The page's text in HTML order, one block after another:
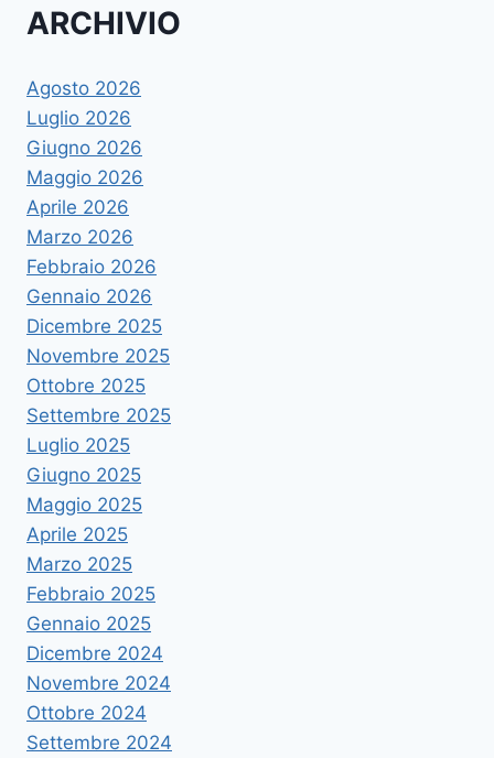
ARCHIVIO
Agosto 2026
Luglio 2026
Giugno 2026
Maggio 2026
Aprile 2026
Marzo 2026
Febbraio 2026
Gennaio 2026
Dicembre 2025
Novembre 2025
Ottobre 2025
Settembre 2025
Luglio 2025
Giugno 2025
Maggio 2025
Aprile 2025
Marzo 2025
Febbraio 2025
Gennaio 2025
Dicembre 2024
Novembre 2024
Ottobre 2024
Settembre 2024